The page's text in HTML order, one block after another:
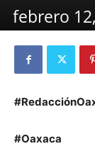
febrero
#Oaxaca